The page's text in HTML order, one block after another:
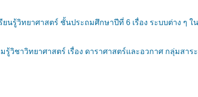
นรู้วิทยาศาสตร์ ชั้นประถมศึกษาปีที่ 6 เรื่อง ระบบต่าง ๆ ใ
วิชาวิทยาศาสตร์ เรื่อง ดาราศาสตร์และอวกาศ กลุ่มสาร